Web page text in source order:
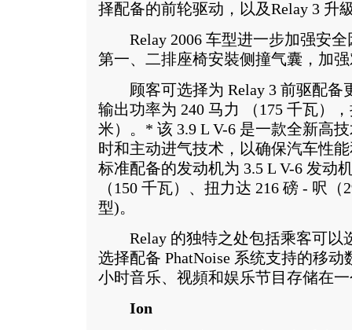
择配备的前轮驱动，以及Relay 3 升
Relay 2006 车型进一步加强安全
第一、二排座椅安裝侧撞气囊，加
顾客可选择为 Relay 3 前驱配备
输出功率为 240 马力 （175 千瓦）
米）。* 该 3.9 L V-6 是一款全新高
时和主动进气技术，以确保汽车性
标准配备的发动机为 3.5 L V-6 发动
（150 千瓦）、扭力达 216 磅 - 呎
型)。
Relay 的独特之处包括乘客可以
选择配备 PhatNoise 系统支持的移
小时音乐、视頻和娱乐节目存储在
Ion